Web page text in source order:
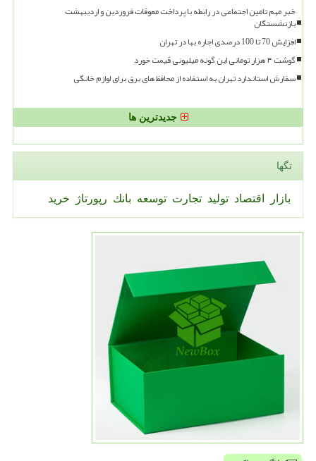
خبر مهم تامین اجتماعی در رابطه با پرداخت معوقات فروردین و اردیبهشت
بازنشستگان
افزایش 70 تا 100 درصدی اجاره بها در تهران
گوشت ۴ هزار تومانی این گونه میلیونی قیمت خورد
سفارش استاندارد تهران به استفاده از محافظ های برق برای لوازم خانگی
جدیدترین ها
تگها
بازار اقتصاد تولید تجارت توسعه بانك رپورتاژ خرید